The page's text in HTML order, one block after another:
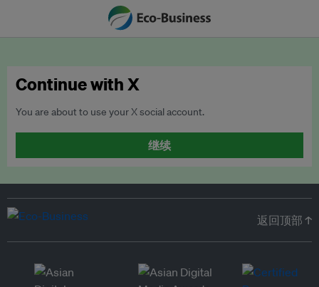
Continue with X
You are about to use your X social account.
继续
返回顶部 ↑